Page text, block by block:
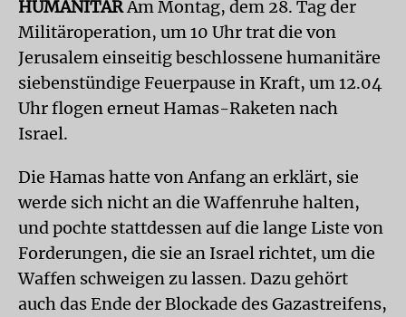
HUMANITÄRAm Montag, dem 28. Tag der
Militäroperation, um 10 Uhr trat die von
Jerusalem einseitig beschlossene humanitäre
siebenstündige Feuerpause in Kraft, um 12.04
Uhr flogen erneut Hamas-Raketen nach
Israel.
Die Hamas hatte von Anfang an erklärt, sie
werde sich nicht an die Waffenruhe halten,
und pochte stattdessen auf die lange Liste von
Forderungen, die sie an Israel richtet, um die
Waffen schweigen zu lassen. Dazu gehört
auch das Ende der Blockade des Gazastreifens,